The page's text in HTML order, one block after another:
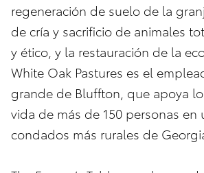
regeneración de suelo de la
de cría y sacrificio de animales
y ético, y la restauración de la
White Oak Pastures es el
grande de Bluffton, que apoya
vida de más de 150 personas en
condados más rurales de